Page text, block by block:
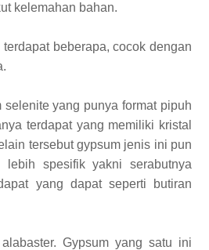
kelemahan bahan.
beberapa, cocok dengan
selenite yang punya format pipuh
terdapat yang memiliki kristal
tersebut gypsum jenis ini pun
lebih spesifik yakni serabutnya
yang dapat seperti butiran
Gypsum yang satu ini